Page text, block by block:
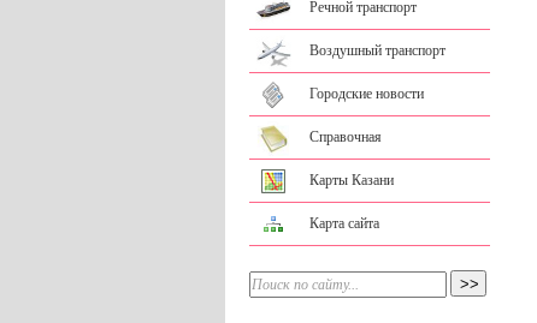
Речной транспорт
Воздушный транспорт
Городские новости
Справочная
Карты Казани
Карта сайта